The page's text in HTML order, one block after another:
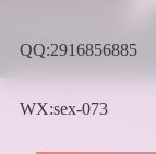
QQ:2916856885
WX:sex-073